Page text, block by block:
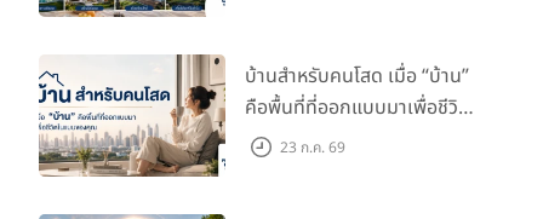
บ้านสำหรับคนโสด เมื่อ “บ้าน”
คือพื้นที่ที่ออกแบบมาเพื่อชีวิต
ในแบบของคุณ
23 ก.ค. 69